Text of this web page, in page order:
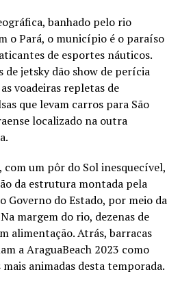
banhado pelo rio
o Pará, o município é o paraíso
de esportes náuticos.
jetsky dão show de perícia
voadeiras repletas de
que levam carros para São
localizado na outra
um pôr do Sol inesquecível,
da estrutura montada pela
Governo do Estado, por meio da
margem do rio, dezenas de
alimentação. Atrás, barracas
a AraguaBeach 2023 como
animadas desta temporada.